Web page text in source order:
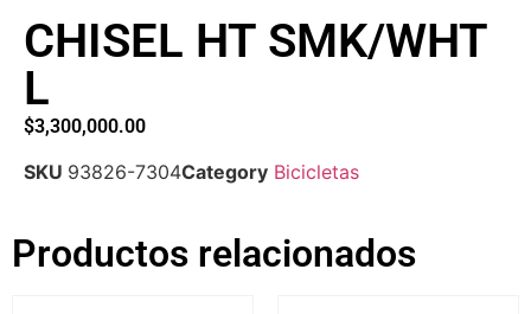
CHISEL HT SMK/WHT
L
$3,300,000.00
SKU 93826-7304Category Bicicletas
Productos relacionados